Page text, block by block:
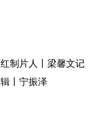
制片人丨梁馨文记
丨宁振泽